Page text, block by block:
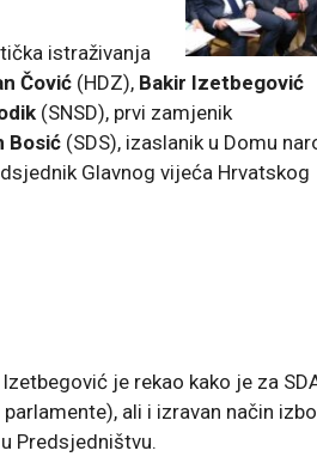
istraživanja
Čović (HDZ), Bakir Izetbegović
(SNSD), prvi zamjenik
Bosić (SDS), izaslanik u Domu
Glavnog vijeća Hrvatskog
je rekao kako je za
ali i izravan način
Predsjedništvu.